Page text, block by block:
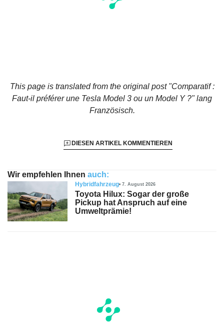
This page is translated from the original post "Comparatif :
Faut-il préférer une Tesla Model 3 ou un Model Y ?"lang
Französisch.
DIESEN ARTIKEL KOMMENTIEREN
Wir empfehlen Ihnen auch:
Hybridfahrzeug 7. August 2026
Toyota Hilux: Sogar der große
Pickup hat Anspruch auf eine
Umweltprämie!